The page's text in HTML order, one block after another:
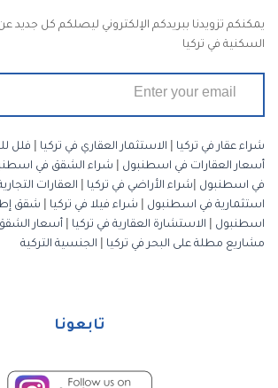
يمكنكم تزويدنا ببريدكم الإلكتروني ليصلكم كل جديد
السكنية في تركيا
شراء عقار في تركيا الاستثمار العقاري في تركيا فلل
أسعار العقارات في اسطنبول
شراء الشقق في
في اسطنبول
شراء الأراضي في تركيا العقارات
استثمارية في اسطنبول
شراء فيلا في تركيا
شقق
اسطنبول
الاستشارة العقارية في تركيا أسعار الشقق
مشاريع مطلة على البحر في تركيا
الجنسية التركية
تابعونا